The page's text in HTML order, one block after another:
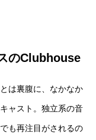
のClubhouse
は裏腹に、なかなか
ャスト。独立系の音
も再注目がされるの